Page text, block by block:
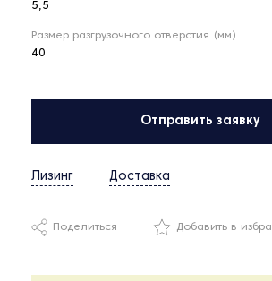
5,5
Размер разгрузочного отверстия (мм)
40
Отправить заявку
Лизинг Доставка
Поделиться Добавить в